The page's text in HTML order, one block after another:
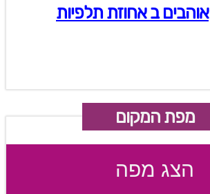
אוהבים ב אחוזת תלפיות
מפת המקום
הצג מפה